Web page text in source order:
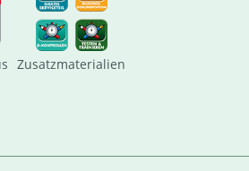
Zusatzmaterialien